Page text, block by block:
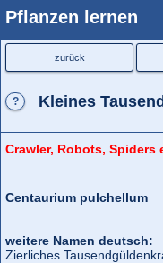
Pflanzen lernen
? Kleines
zurück
Crawler, Robots,
Centaurium pulchellum
weitere Namen deutsch:
Zierliches